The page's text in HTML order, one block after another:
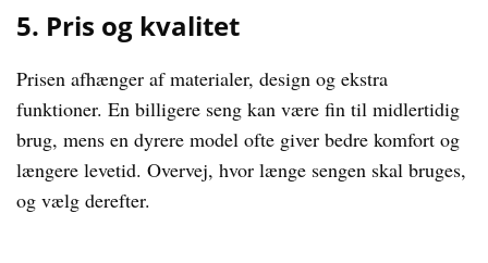
5. Pris og kvalitet
Prisen afhænger af materialer, design og ekstra
funktioner. En billigere seng kan være fin til midlertidig
brug, mens en dyrere model ofte giver bedre komfort og
længere levetid. Overvej, hvor længe sengen skal bruges,
og vælg derefter.